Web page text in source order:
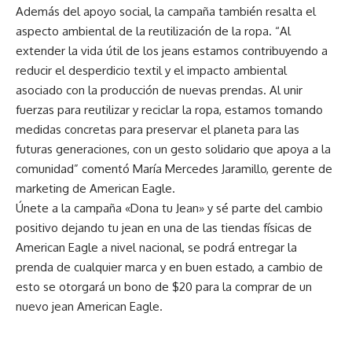
Además del apoyo social, la campaña también resalta el
aspecto ambiental de la reutilización de la ropa. “Al
extender la vida útil de los jeans estamos contribuyendo a
reducir el desperdicio textil y el impacto ambiental
asociado con la producción de nuevas prendas. Al unir
fuerzas para reutilizar y reciclar la ropa, estamos tomando
medidas concretas para preservar el planeta para las
futuras generaciones, con un gesto solidario que apoya a la
comunidad” comentó María Mercedes Jaramillo, gerente de
marketing de American Eagle.
Únete a la campaña «Dona tu Jean» y sé parte del cambio
positivo dejando tu jean en una de las tiendas físicas de
American Eagle a nivel nacional, se podrá entregar la
prenda de cualquier marca y en buen estado, a cambio de
esto se otorgará un bono de $20 para la comprar de un
nuevo jean American Eagle.